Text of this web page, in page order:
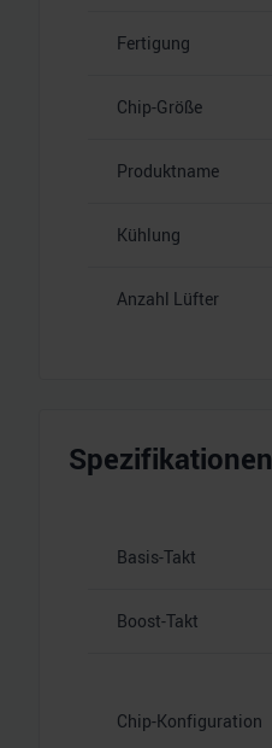
Fertigung
Chip-Größe
Produktname
Kühlung
Anzahl Lüfter
Spezifikationen
Basis-Takt
Boost-Takt
Chip-Konfiguration